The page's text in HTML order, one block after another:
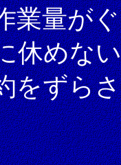
業量が
休めな
をずら